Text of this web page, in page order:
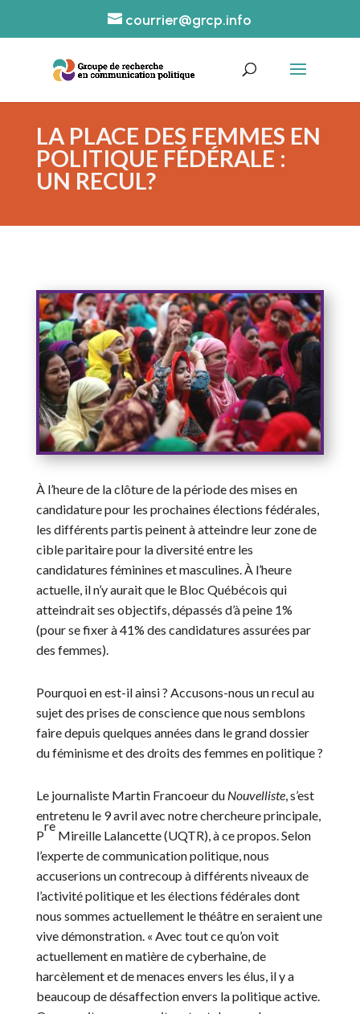
courrier@grcp.info
LA PLACE DES FEMMES EN
POLITIQUE FÉDÉRALE :
UN RECUL?
À l’heure de la clôture de la période des mises en
candidature pour les prochaines élections fédérales,
les différents partis peinent à atteindre leur zone de
cible paritaire pour la diversité entre les
candidatures féminines et masculines. À l’heure
actuelle, il n’y aurait que le Bloc Québécois qui
atteindrait ses objectifs, dépassés d’à peine 1%
(pour se fixer à 41% des candidatures assurées par
des femmes).
Pourquoi en est-il ainsi ? Accusons-nous un recul au
sujet des prises de conscience que nous semblons
faire depuis quelques années dans le grand dossier
du féminisme et des droits des femmes en politique ?
Le journaliste Martin Francoeur du Nouvelliste, s’est
entretenu le 9 avril avec notre chercheure principale,
P
re
Mireille Lalancette (UQTR), à ce propos. Selon
l’experte de communication politique, nous
accuserions un contrecoup à différents niveaux de
l’activité politique et les élections fédérales dont
nous sommes actuellement le théâtre en seraient une
vive démonstration. « Avec tout ce qu’on voit
actuellement en matière de cyberhaine, de
harcèlement et de menaces envers les élus, il y a
beaucoup de désaffection envers la politique active.